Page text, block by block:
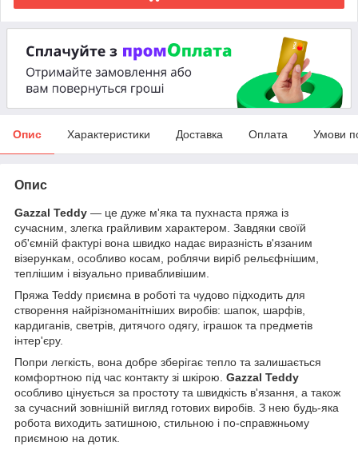
Опис Характеристики Доставка Оплата Умови
Опис
Gazzal Teddy — це дуже м'яка та пухнаста пряжа із
сучасним, злегка грайливим характером. Завдяки своїй
об'ємній фактурі вона швидко надає виразність в'язаним
візерункам, особливо косам, роблячи виріб рельєфнішим,
теплішим і візуально привабливішим.
Пряжа Teddy приємна в роботі та чудово підходить для
створення найрізноманітніших виробів: шапок, шарфів,
кардиганів, светрів, дитячого одягу, іграшок та предметів
інтер'єру.
Попри легкість, вона добре зберігає тепло та залишається
комфортною під час контакту зі шкірою. Gazzal Teddy
особливо цінується за простоту та швидкість в'язання, а також
за сучасний зовнішній вигляд готових виробів. З нею будь-яка
робота виходить затишною, стильною і по-справжньому
приємною на дотик.